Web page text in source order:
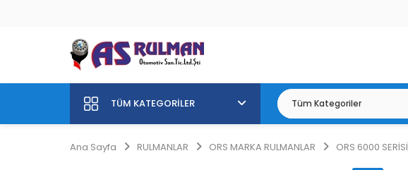
TÜM KATEGORILER
Ana Sayfa RULMANLAR ORS MARKA RULMANLAR ORS 6000 SERİSİ